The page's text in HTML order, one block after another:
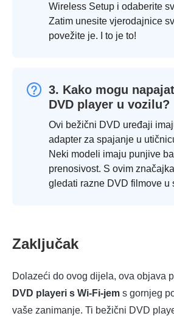
Wireless Setup i odaberite
Zatim unesite vjerodajnice
povežite je. I to je to!
3. Kako mogu
DVD player u vozilu?
Ovi bežični DVD uređaji
adapter za spajanje u
Neki modeli imaju punjive
prenosivost. S ovim
gledati razne DVD filmove u
Zaključak
Dolazeći do ovog dijela, ova objava
DVD playeri s Wi-Fi-jem s gornjeg
vaše zanimanje. Ti bežični DVD